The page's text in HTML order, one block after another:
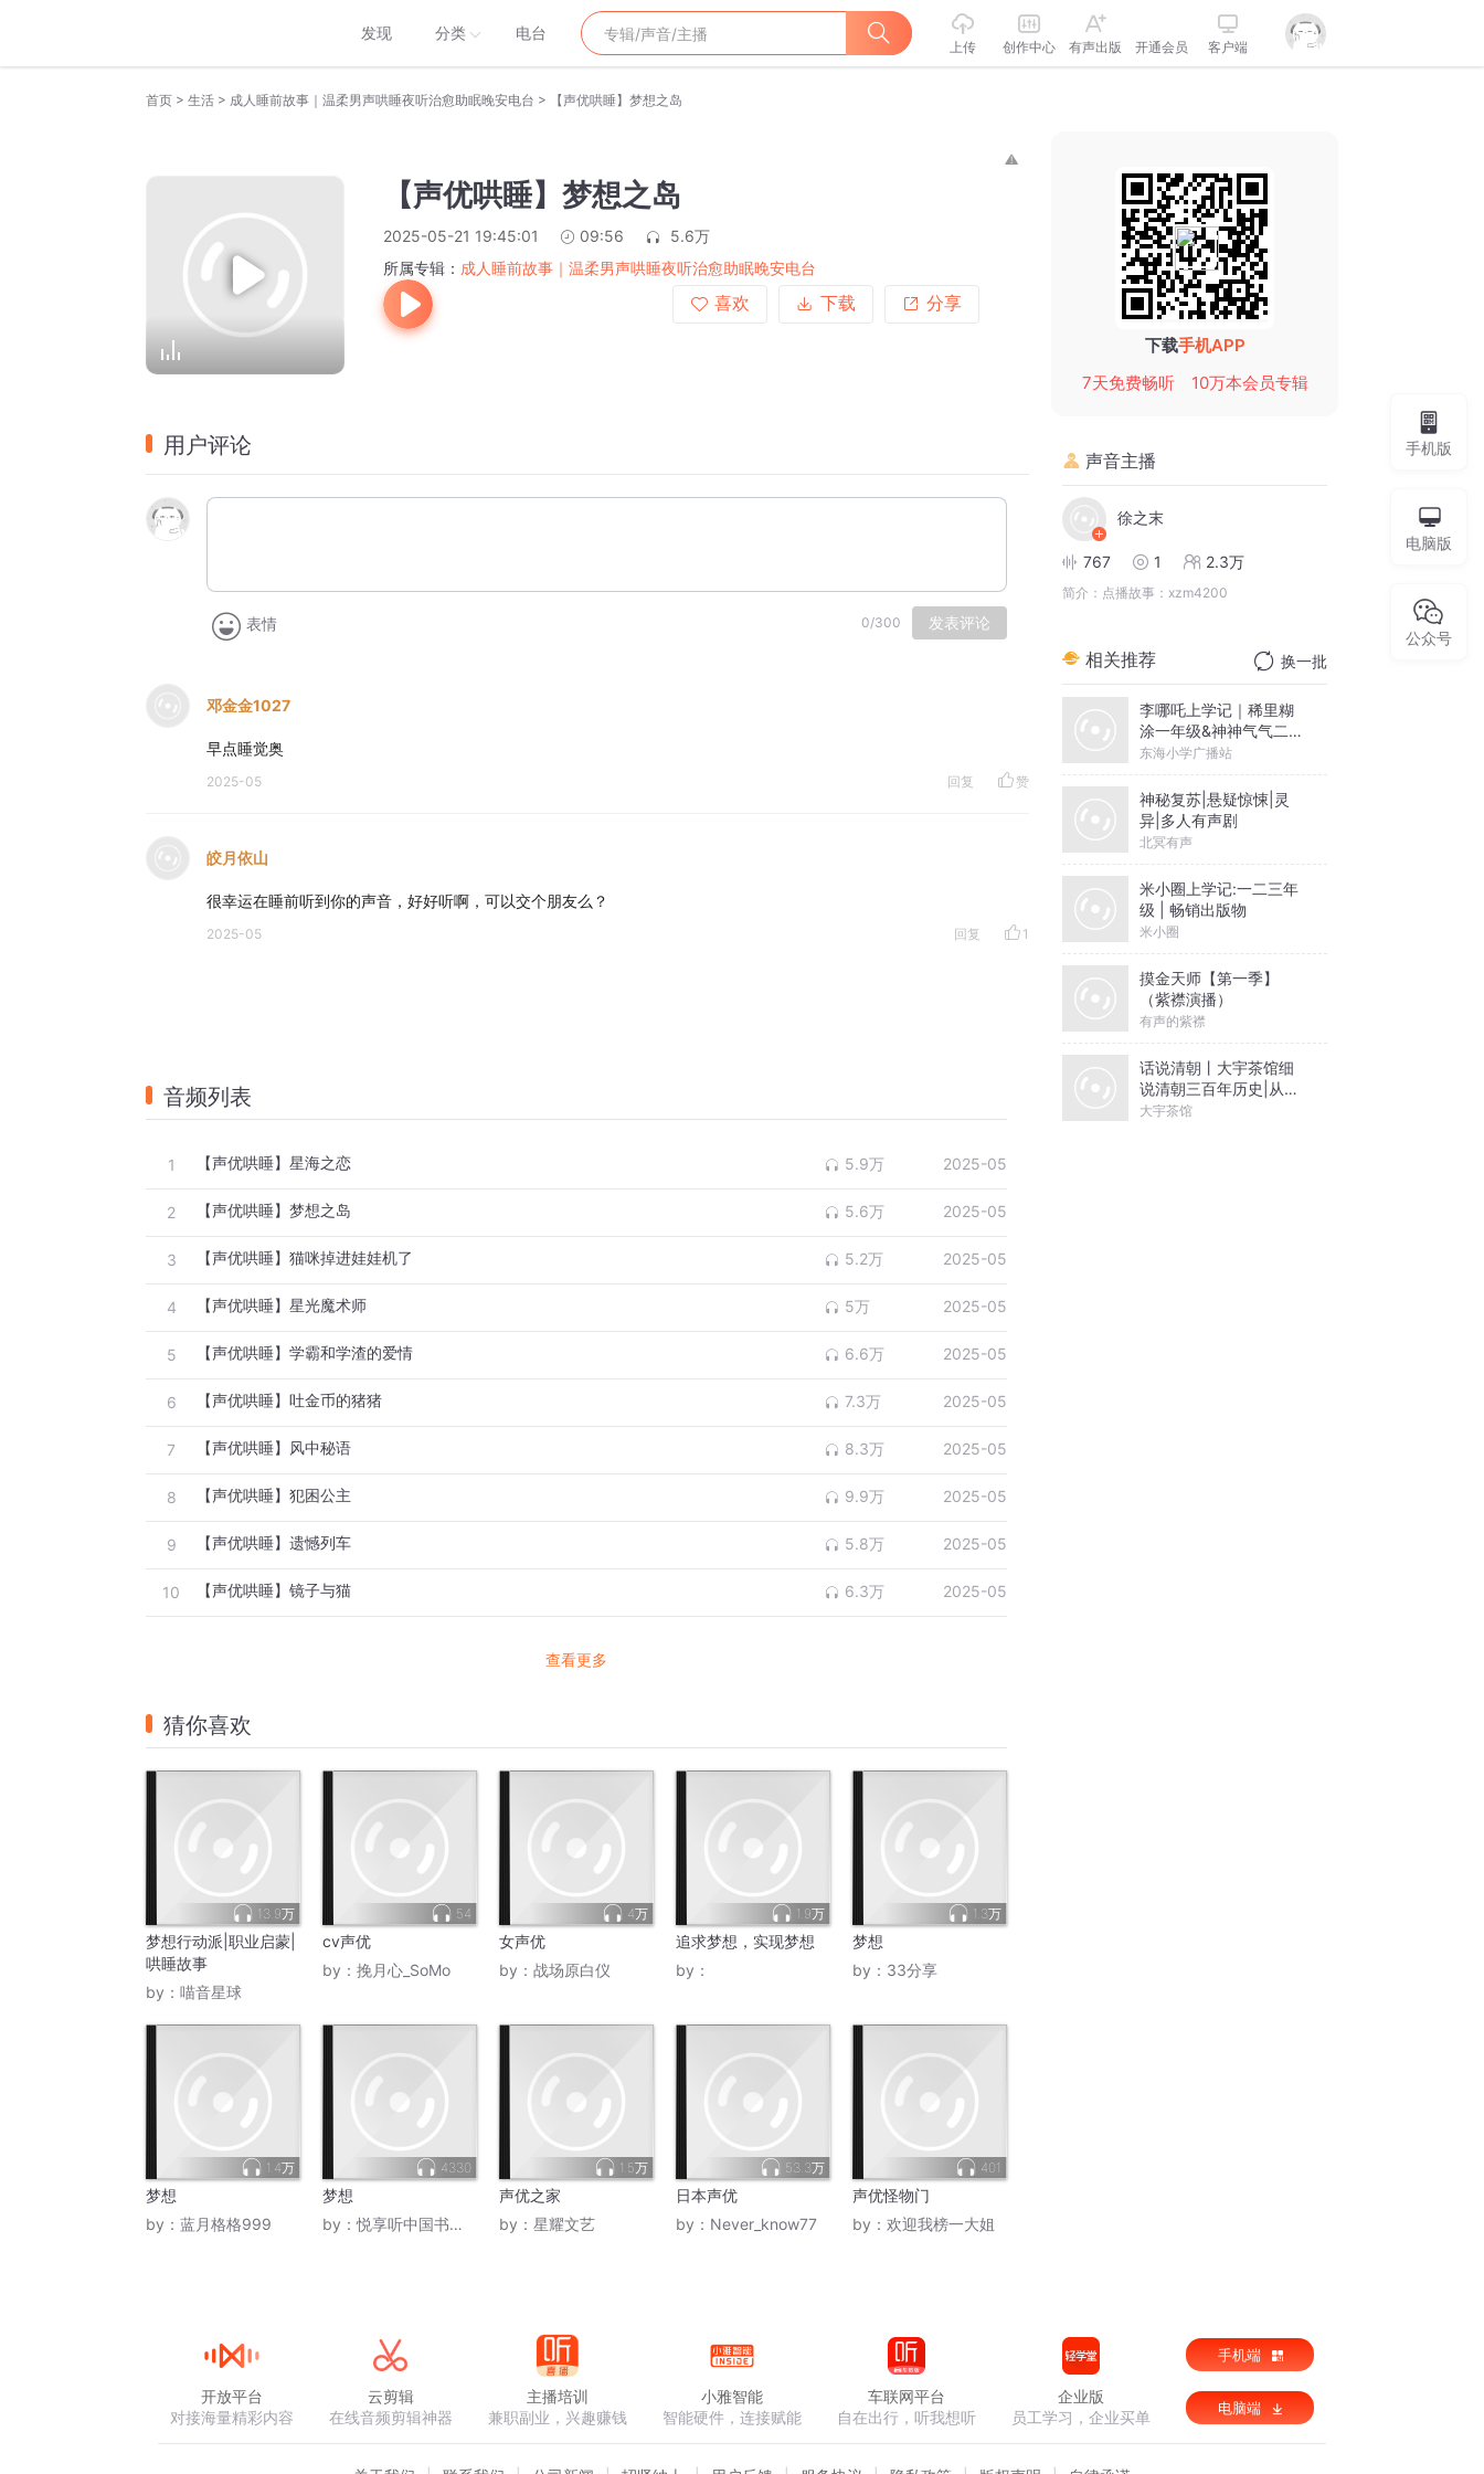
发现 分类 电台
上传 创作中心 有声出版 开通会员 客户端
首页 > 生活 > 成人睡前故事｜温柔男声哄睡夜听治愈助眠晚安电台 > 【声优哄睡】梦想之岛
【声优哄睡】梦想之岛
2025-05-21 19:45:01 09:56
5.6万
所属专辑： 成人睡前故事｜温柔男声哄睡夜听治愈助眠晚安电台
喜欢
下载 分享
用户评论
表情 0/300 发表评论
邓金金1027
早点睡觉奥
2025-05 回复 赞
皎月依山
很幸运在睡前听到你的声音，好好听啊，可以交个朋友么？
2025-05 回复 1
音频列表
1 【声优哄睡】星海之恋 5.9万 2025-05
2 【声优哄睡】梦想之岛 5.6万 2025-05
3 【声优哄睡】猫咪掉进娃娃机了 5.2万 2025-05
4 【声优哄睡】星光魔术师 5万 2025-05
5 【声优哄睡】学霸和学渣的爱情 6.6万 2025-05
6 【声优哄睡】吐金币的猪猪 7.3万 2025-05
7 【声优哄睡】风中秘语 8.3万 2025-05
8 【声优哄睡】犯困公主 9.9万 2025-05
9 【声优哄睡】遗憾列车 5.8万 2025-05
10 【声优哄睡】镜子与猫 6.3万 2025-05
查看更多
猜你喜欢
13.9万
梦想行动派|职业启蒙|
哄睡故事
by： 喵音星球
54
cv声优
by： 挽月心_SoMo
4万
女声优
by： 战场原白仪
1.9万
追求梦想，实现梦想
by：
1.3万
梦想
by： 33分享
1.4万
梦想
by： 蓝月格格999
4330
梦想
by：悦享听中国书友会
1.5万
声优之家
by： 星耀文艺
53.3万
日本声优
by： Never_know77
401
声优怪物门
by： 欢迎我榜一大姐
下载手机APP
7天免费畅听
10万本会员专辑
声音主播
徐之末
767 1 2.3万
简介： 点播故事：xzm4200
相关推荐 换一批
李哪吒上学记｜稀里糊
涂一年级&神神气气二年
级
东海小学广播站
神秘复苏|悬疑惊悚|灵
异|多人有声剧
北冥有声
米小圈上学记:一二三年
级 | 畅销出版物
米小圈
摸金天师【第一季】
（紫襟演播）
有声的紫襟
话说清朝丨大宇茶馆细
说清朝三百年历史|从努
尔哈赤到末代皇帝溥仪|
大宇茶馆
手机版
电脑版
公众号
开放平台
对接海量精彩内容
云剪辑
在线音频剪辑神器
主播培训
兼职副业，兴趣赚钱
小雅智能
智能硬件，连接赋能
车联网平台
自在出行，听我想听
企业版
员工学习，企业买单
手机端
电脑端